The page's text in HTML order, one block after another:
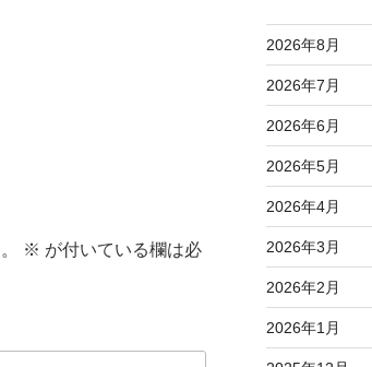
※ が付いている欄は必
2026年8月
2026年7月
2026年6月
2026年5月
2026年4月
2026年3月
2026年2月
2026年1月